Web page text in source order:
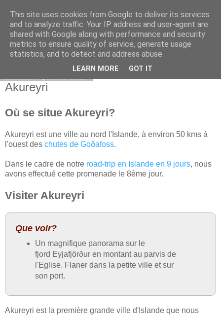
Bel itineraire
Akureyri
Où se situe Akureyri?
Akureyri est une ville au nord l'Islande, à environ 50 kms à
l'ouest des chutes de Goðafoss.
Dans le cadre de notre road-trip en Islande en 9 jours, nous
avons effectué cette promenade le 8ème jour.
Visiter Akureyri
Que voir?
Un magnifique panorama sur le
fjord Eyjafjörður en montant au parvis de
l'Eglise. Flaner dans la petite ville et sur
son port.
Akureyri est la première grande ville d'Islande que nous
This site uses cookies from Google to deliver its services
and to analyze traffic. Your IP address and user-agent are
shared with Google along with performance and security
metrics to ensure quality of service, generate usage
statistics, and to detect and address abuse.
LEARN MORE GOT IT